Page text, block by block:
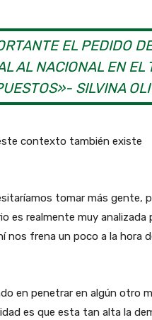
EL PEDIDO
AL NACIONAL EN EL
SILVINA
contexto también existe
tomar más gente,
es realmente muy analizada
nos frena un poco a la hora
en penetrar en algún otro
es que esta tan alta la